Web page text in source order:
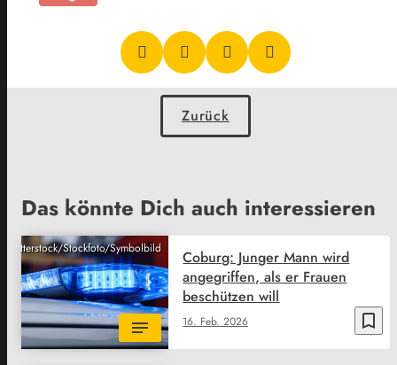
Zurück
Das könnte Dich auch interessieren
Shutterstock/Stockfoto/Symbolbild
bookmark_border
16. Feb. 2026
Coburg: Junger Mann wird
angegriffen, als er Frauen
beschützen will